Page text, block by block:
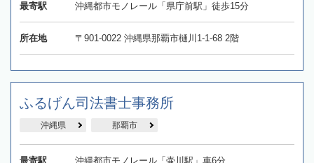
最寄駅 沖縄都市モノレール「県庁前駅」徒歩15分
所在地 〒901-0022 沖縄県那覇市樋川1-1-68 2階
ふるげん司法書士事務所
沖縄県 那覇市
最寄駅 沖縄都市モノレール「壷川駅」車6分